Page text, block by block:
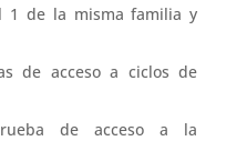
1 de la misma familia y
de acceso a ciclos de
de acceso a la